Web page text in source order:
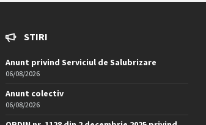
STIRI
Anunt privind Serviciul de Salubrizare
06/08/2026
Anunt colectiv
06/08/2026